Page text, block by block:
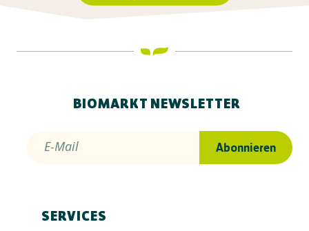
BIOMARKT NEWSLETTER
E-Mail Abonnieren
SERVICES